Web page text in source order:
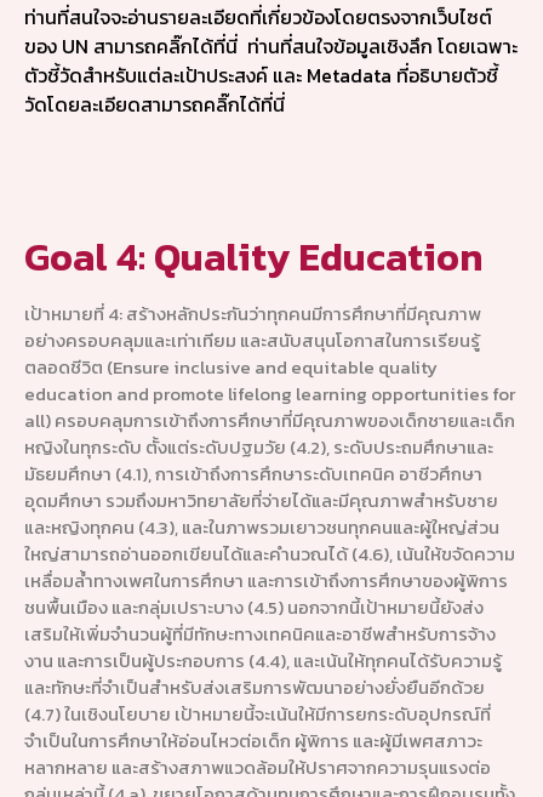
ท่านที่สนใจจะอ่านรายละเอียดที่เกี่ยวข้องโดยตรงจากเว็บไซต์
ของ UN สามารถคลิ๊กได้ที่นี่ ท่านที่สนใจข้อมูลเชิงลึก โดยเฉพาะ
ตัวชี้วัดสำหรับแต่ละเป้าประสงค์ และ Metadata ที่อธิบายตัวชี้
วัดโดยละเอียดสามารถคลิ๊กได้ที่นี่
Goal 4: Quality Education
เป้าหมายที่ 4: สร้างหลักประกันว่าทุกคนมีการศึกษาที่มีคุณภาพ
อย่างครอบคลุมและเท่าเทียม และสนับสนุนโอกาสในการเรียนรู้
ตลอดชีวิต (Ensure inclusive and equitable quality
education and promote lifelong learning opportunities for
all) ครอบคลุมการเข้าถึงการศึกษาที่มีคุณภาพของเด็กชายและเด็ก
หญิงในทุกระดับ ตั้งแต่ระดับปฐมวัย (4.2), ระดับประถมศึกษาและ
มัธยมศึกษา (4.1), การเข้าถึงการศึกษาระดับเทคนิค อาชีวศึกษา
อุดมศึกษา รวมถึงมหาวิทยาลัยที่จ่ายได้และมีคุณภาพสำหรับชาย
และหญิงทุกคน (4.3), และในภาพรวมเยาวชนทุกคนและผู้ใหญ่ส่วน
ใหญ่สามารถอ่านออกเขียนได้และคำนวณได้ (4.6), เน้นให้ขจัดความ
เหลื่อมล้ำทางเพศในการศึกษา และการเข้าถึงการศึกษาของผู้พิการ
ชนพื้นเมือง และกลุ่มเปราะบาง (4.5) นอกจากนี้เป้าหมายนี้ยังส่ง
เสริมให้เพิ่มจำนวนผู้ที่มีทักษะทางเทคนิคและอาชีพสำหรับการจ้าง
งาน และการเป็นผู้ประกอบการ (4.4), และเน้นให้ทุกคนได้รับความรู้
และทักษะที่จำเป็นสำหรับส่งเสริมการพัฒนาอย่างยั่งยืนอีกด้วย
(4.7) ในเชิงนโยบาย เป้าหมายนี้จะเน้นให้มีการยกระดับอุปกรณ์ที่
จำเป็นในการศึกษาให้อ่อนไหวต่อเด็ก ผู้พิการ และผู้มีเพศสภาวะ
หลากหลาย และสร้างสภาพแวดล้อมให้ปราศจากความรุนแรงต่อ